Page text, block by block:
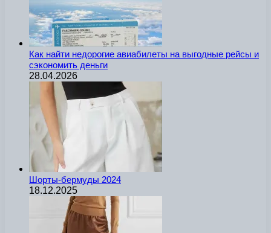
Как найти недорогие авиабилеты на выгодные рейсы и
сэкономить деньги
28.04.2026
Шорты-бермуды 2024
18.12.2025